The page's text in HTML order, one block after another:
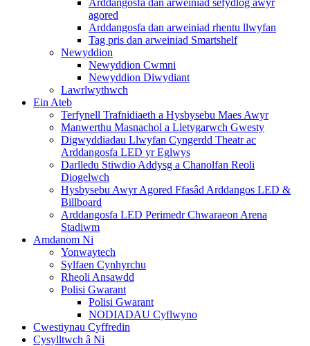
Arddangosfa dan arweiniad sefydlog awyr
agored
Arddangosfa dan arweiniad rhentu llwyfan
Tag pris dan arweiniad Smartshelf
Newyddion
Newyddion Cwmni
Newyddion Diwydiant
Lawrlwythwch
Ein Ateb
Terfynell Trafnidiaeth a Hysbysebu Maes Awyr
Manwerthu Masnachol a Lletygarwch Gwesty
Digwyddiadau Llwyfan Cyngerdd Theatr ac
Arddangosfa LED yr Eglwys
Darlledu Stiwdio Addysg a Chanolfan Reoli
Diogelwch
Hysbysebu Awyr Agored Ffasâd Arddangos LED &
Billboard
Arddangosfa LED Perimedr Chwaraeon Arena
Stadiwm
Amdanom Ni
Yonwaytech
Sylfaen Cynhyrchu
Rheoli Ansawdd
Polisi Gwarant
Polisi Gwarant
NODIADAU Cyflwyno
Cwestiynau Cyffredin
Cysylltwch â Ni